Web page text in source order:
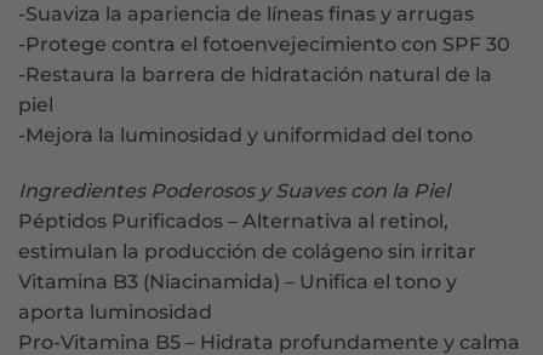
-Suaviza la apariencia de líneas finas y arrugas
-Protege contra el fotoenvejecimiento con SPF 30
-Restaura la barrera de hidratación natural de la
piel
-Mejora la luminosidad y uniformidad del tono
Ingredientes Poderosos y Suaves con la Piel
Péptidos Purificados – Alternativa al retinol,
estimulan la producción de colágeno sin irritar
Vitamina B3 (Niacinamida) – Unifica el tono y
aporta luminosidad
Pro-Vitamina B5 – Hidrata profundamente y calma